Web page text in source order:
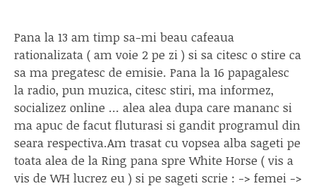
Pana la 13 am timp sa-mi beau cafeaua
rationalizata ( am voie 2 pe zi ) si sa citesc o stire ca
sa ma pregatesc de emisie. Pana la 16 papagalesc
la radio, pun muzica, citesc stiri, ma informez,
socializez online … alea alea dupa care mananc si
ma apuc de facut fluturasi si gandit programul din
seara respectiva.Am trasat cu vopsea alba sageti pe
toata alea de la Ring pana spre White Horse ( vis a
vis de WH lucrez eu ) si pe sageti scrie : -> femei ->